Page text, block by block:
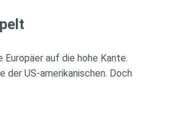
auf die hohe Kante.
US-amerikanischen. Doch